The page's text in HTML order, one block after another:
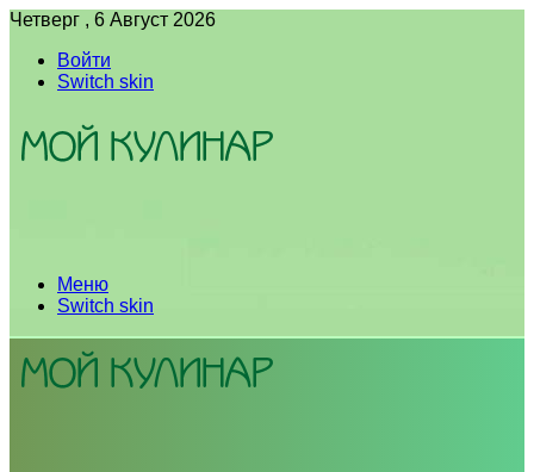
Четверг , 6 Август 2026
Войти
Switch skin
Меню
Switch skin